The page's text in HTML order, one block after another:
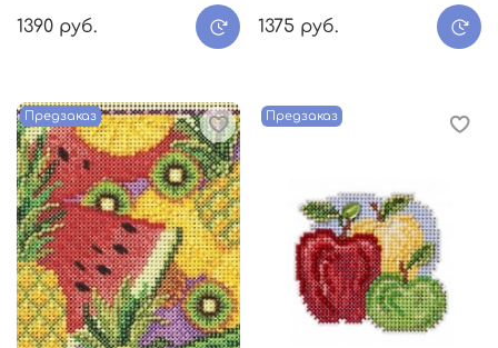
1390 руб.
1375 руб.
Предзаказ Предзаказ